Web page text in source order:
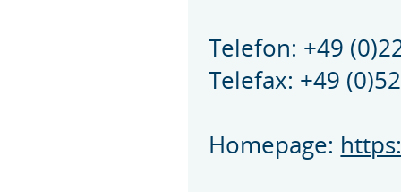
Telefon: +49
Telefax: +49
Homepage: